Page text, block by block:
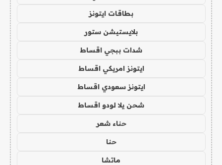
بطاقات ايتونز
بلايستيشن ستور
شدات ببجي اقساط
ايتونز امريكي اقساط
ايتونز سعودي اقساط
شحن يلا لودو اقساط
حناء شعر
حنا
ماتشا